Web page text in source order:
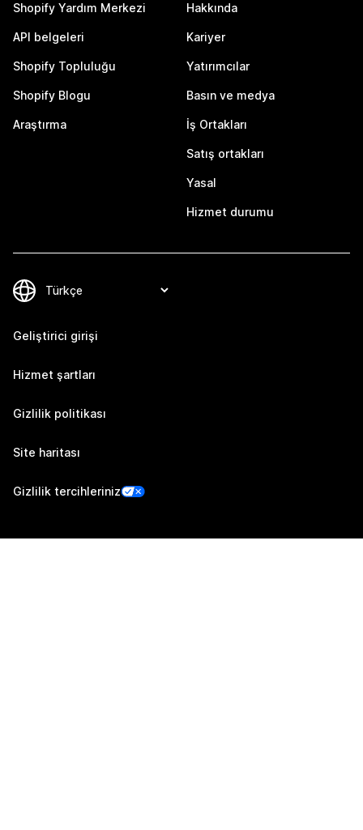
Shopify Yardım Merkezi
API belgeleri
Shopify Topluluğu
Shopify Blogu
Araştırma
Hakkında
Kariyer
Yatırımcılar
Basın ve medya
İş Ortakları
Satış ortakları
Yasal
Hizmet durumu
Geliştirici girişi
Hizmet şartları
Gizlilik politikası
Site haritası
Gizlilik tercihleriniz